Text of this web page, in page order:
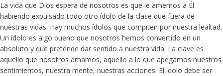
La vida que Dios espera de nosotros es que le amemos a Él
habiendo expulsado todo otro ídolo de la clase que fuera de
nuestras vidas. Hay muchos ídolos que compiten por nuestra lealtad.
Un ídolo es algo bueno que nosotros hemos convertido en un
absoluto y que pretende dar sentido a nuestra vida. La clave es
aquello que nosotros amamos, aquello a lo que apegamos nuestros
sentimientos, nuestra mente, nuestras acciones. El ídolo debe ser